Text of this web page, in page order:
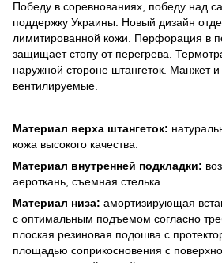
Победу в соревнованиях, победу над
поддержку Украины. Новый дизайн
лимитированной кожи. Перфорация в
защищает стопу от перегрева.
наружной стороне штангеток. Манжет и
вентилируемые.
Материал верха штангеток:
кожа высокого качества.
Материал внутренней подкладки:
аероткань, съемная стелька.
Материал низа: амортизирующая
с оптимальным подъемом согласно
плоская резиновая подошва с
площадью соприкосновения с